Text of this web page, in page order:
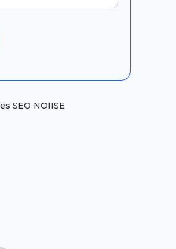
SEO NOIISE